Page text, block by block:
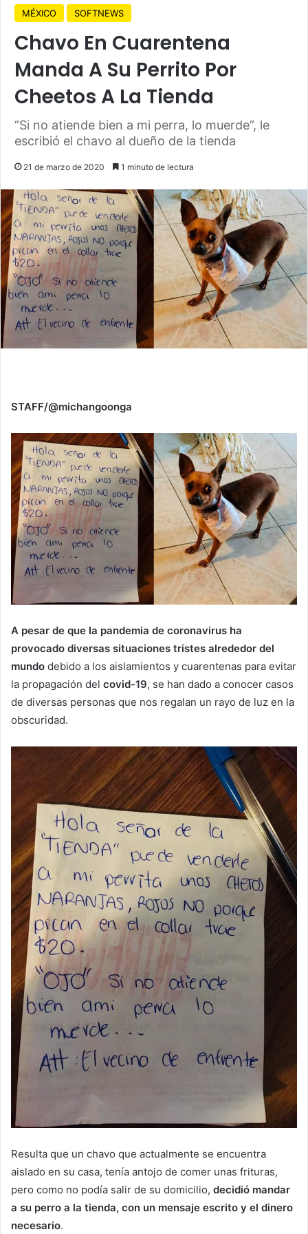
MÉXICO SOFTNEWS
Chavo En Cuarentena
Manda A Su Perrito Por
Cheetos A La Tienda
“Si no atiende bien a mi perra, lo muerde”, le
escribió el chavo al dueño de la tienda
21 de marzo de 2020 1 minuto de lectura
STAFF/@michangoonga
A pesar de que la pandemia de coronavirus ha
provocado diversas situaciones tristes alrededor del
mundo debido a los aislamientos y cuarentenas para evitar
la propagación del covid-19, se han dado a conocer casos
de diversas personas que nos regalan un rayo de luz en la
obscuridad.
Resulta que un chavo que actualmente se encuentra
aislado en su casa, tenía antojo de comer unas frituras,
pero como no podía salir de su domicilio, decidió mandar
a su perro a la tienda, con un mensaje escrito y el dinero
necesario.